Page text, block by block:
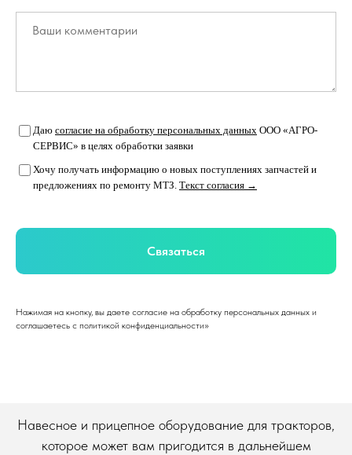
Даю согласие на обработку персональных данных ООО «АГРО-
СЕРВИС» в целях обработки заявки
Хочу получать информацию о новых поступлениях запчастей и
предложениях по ремонту МТЗ. Текст согласия →
Связаться
Нажимая на кнопку, вы даете согласие на обработку персональных данных и
соглашаетесь c политикой конфиденциальности»
Навесное и прицепное оборудование для тракторов,
которое может вам пригодится в дальнейшем